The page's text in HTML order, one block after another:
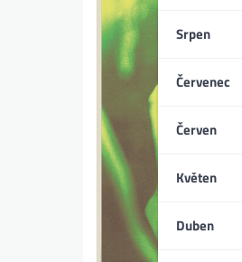
Srpen
Červenec
Červen
Květen
Duben